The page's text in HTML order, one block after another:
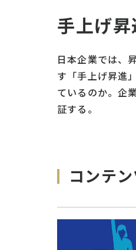
手上げ
日本企業では、
す「手上げ昇進
ているのか。企
証する。
コンテ